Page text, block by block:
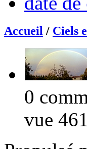
Accueil / Ciels
0
vue